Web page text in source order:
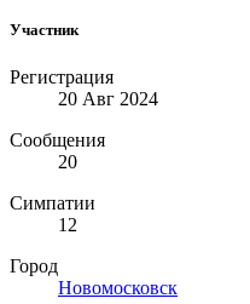
Участник
Регистрация
20 Авг 2024
Сообщения
20
Симпатии
12
Город
Новомосковск